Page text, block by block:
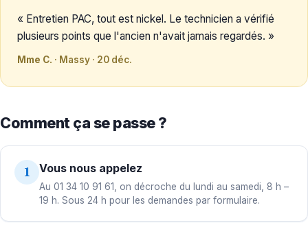
« Entretien PAC, tout est nickel. Le technicien a vérifié
plusieurs points que l'ancien n'avait jamais regardés. »
Mme C. · Massy · 20 déc.
Comment ça se passe ?
1 Vous nous appelez
Au 01 34 10 91 61, on décroche du lundi au samedi, 8 h –
19 h. Sous 24 h pour les demandes par formulaire.